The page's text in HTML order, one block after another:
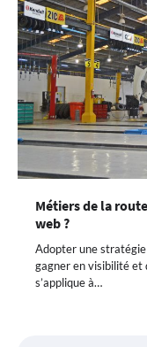
Métiers de la
web ?
Adopter une
gagner en visibilité et
s’applique à…